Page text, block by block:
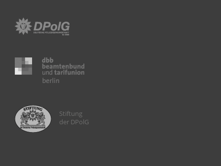
Stiftung
der DPolG